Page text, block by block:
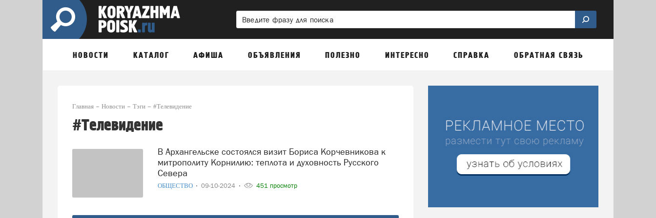
НОВОСТИ КАТАЛОГ АФИША ОБЪЯВЛЕНИЯ ПОЛЕЗНО ИНТЕРЕСНО СПРАВКА ОБРАТНАЯ СВЯЗЬ
Главная Новости Тэги #Телевидение
#Телевидение
В Архангельске состоялся визит Бориса Корчевникова к
митрополиту Корнилию: теплота и духовность Русского
Севера
ОБЩЕСТВО 09-10-2024 451 просмотр